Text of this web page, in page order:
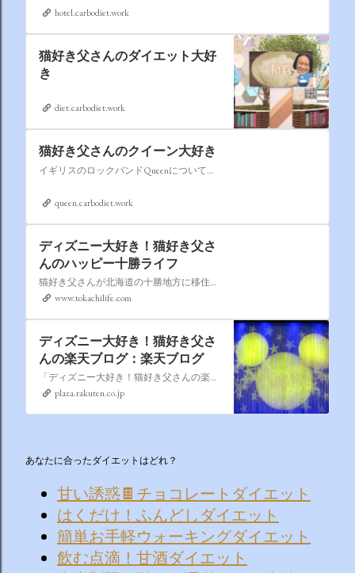
hotel.carbodiet.work
猫好き父さんのダイエット大好
き
diet.carbodiet.work
猫好き父さんのクイーン大好き
イギリスのロックバンドQueenについての情報をアップします。
queen.carbodiet.work
ディズニー大好き！猫好き父さ
んのハッピー十勝ライフ
猫好き父さんが北海道の十勝地方に移住しました。なれない北海道の暮らしについてお伝えします。
www.tokachilife.com
ディズニー大好き！猫好き父さ
んの楽天ブログ：楽天ブログ
「ディズニー大好き！猫好き父さんの楽天ブログ」にようこそ！ いろんなブログサービスが廃止になるなか満を持して楽天ブログをはじめようと思います。 よろしくお願いいたします。
plaza.rakuten.co.jp
あなたに合ったダイエットはどれ？
甘い誘惑🍫チョコレートダイエット
はくだけ！ふんどしダイエット
簡単お手軽ウォーキングダイエット
飲む点滴！甘酒ダイエット